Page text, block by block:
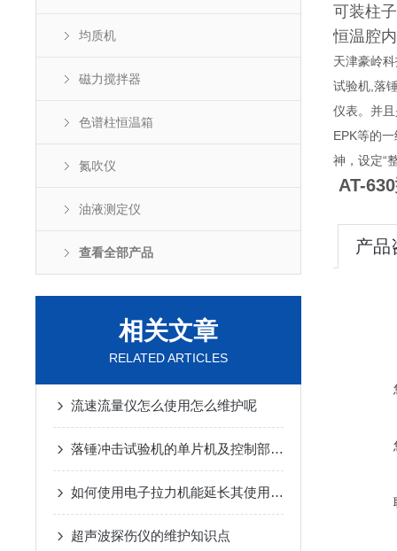
均质机
磁力搅拌器
色谱柱恒温箱
氮吹仪
油液测定仪
查看全部产品
相关文章
RELATED ARTICLES
流速流量仪怎么使用怎么维护呢
落锤冲击试验机的单片机及控制部分您都了解吗？
如何使用电子拉力机能延长其使用寿命？
超声波探伤仪的维护知识点
可装柱
恒温腔
天津豪岭
试验机,落
仪表。并
EPK等的
神，设定“
AT-
产品